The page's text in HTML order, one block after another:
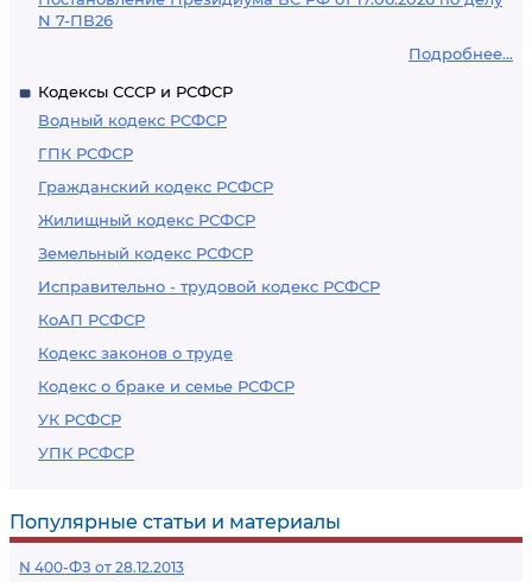
N 7-ПВ26
Подробнее...
Кодексы СССР и РСФСР
Водный кодекс РСФСР
ГПК РСФСР
Гражданский кодекс РСФСР
Жилищный кодекс РСФСР
Земельный кодекс РСФСР
Исправительно - трудовой кодекс РСФСР
КоАП РСФСР
Кодекс законов о труде
Кодекс о браке и семье РСФСР
УК РСФСР
УПК РСФСР
Популярные статьи и материалы
N 400-ФЗ от 28.12.2013